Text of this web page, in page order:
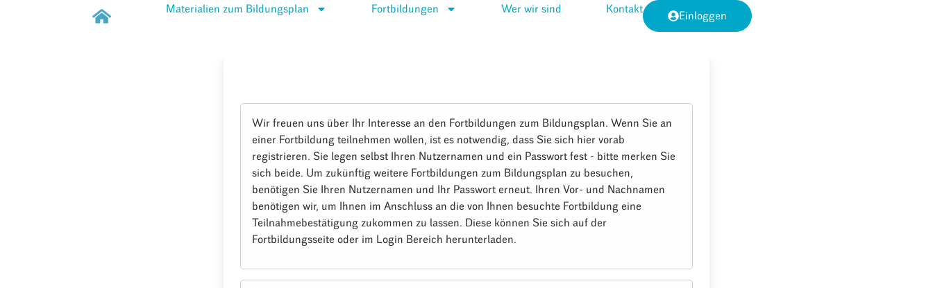
Materialien zum Bildungsplan Fortbildungen Wer wir sind Kontakt
Einloggen
Wir freuen uns über Ihr Interesse an den Fortbildungen zum Bildungsplan. Wenn Sie an
einer Fortbildung teilnehmen wollen, ist es notwendig, dass Sie sich hier vorab
registrieren. Sie legen selbst Ihren Nutzernamen und ein Passwort fest - bitte merken Sie
sich beide. Um zukünftig weitere Fortbildungen zum Bildungsplan zu besuchen,
benötigen Sie Ihren Nutzernamen und Ihr Passwort erneut. Ihren Vor- und Nachnamen
benötigen wir, um Ihnen im Anschluss an die von Ihnen besuchte Fortbildung eine
Teilnahmebestätigung zukommen zu lassen. Diese können Sie sich auf der
Fortbildungsseite oder im Login Bereich herunterladen.